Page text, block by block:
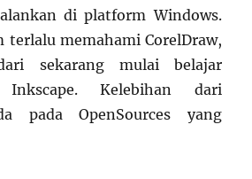
di platform Windows.
terlalu memahami CorelDraw,
sekarang mulai belajar
Inkscape. Kelebihan dari
pada OpenSources yang